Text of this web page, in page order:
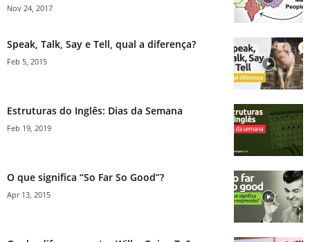
Nov 24, 2017
Speak, Talk, Say e Tell, qual a diferença?
Feb 5, 2015
Estruturas do Inglês: Dias da Semana
Feb 19, 2019
O que significa “So Far So Good”?
Apr 13, 2015